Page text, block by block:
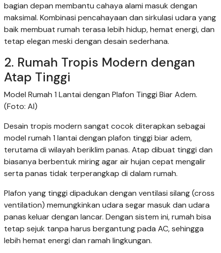
bagian depan membantu cahaya alami masuk dengan
maksimal. Kombinasi pencahayaan dan sirkulasi udara yang
baik membuat rumah terasa lebih hidup, hemat energi, dan
tetap elegan meski dengan desain sederhana.
2. Rumah Tropis Modern dengan
Atap Tinggi
Model Rumah 1 Lantai dengan Plafon Tinggi Biar Adem.
(Foto: AI)
Desain tropis modern sangat cocok diterapkan sebagai
model rumah 1 lantai dengan plafon tinggi biar adem,
terutama di wilayah beriklim panas. Atap dibuat tinggi dan
biasanya berbentuk miring agar air hujan cepat mengalir
serta panas tidak terperangkap di dalam rumah.
Plafon yang tinggi dipadukan dengan ventilasi silang (cross
ventilation) memungkinkan udara segar masuk dan udara
panas keluar dengan lancar. Dengan sistem ini, rumah bisa
tetap sejuk tanpa harus bergantung pada AC, sehingga
lebih hemat energi dan ramah lingkungan.